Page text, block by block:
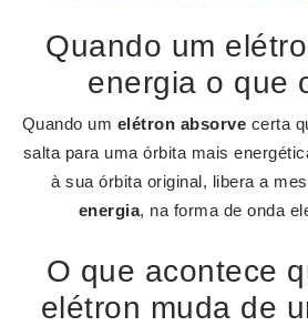
Quando um
energia o que
Quando um elétron absorve certa
salta para uma órbita mais
à sua órbita original, libera a
energia, na forma de onda
O que acontece
elétron muda de